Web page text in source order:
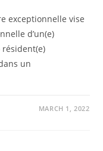
exceptionnelle vise
d’un(e)
résident(e)
un
MARCH 1, 2022